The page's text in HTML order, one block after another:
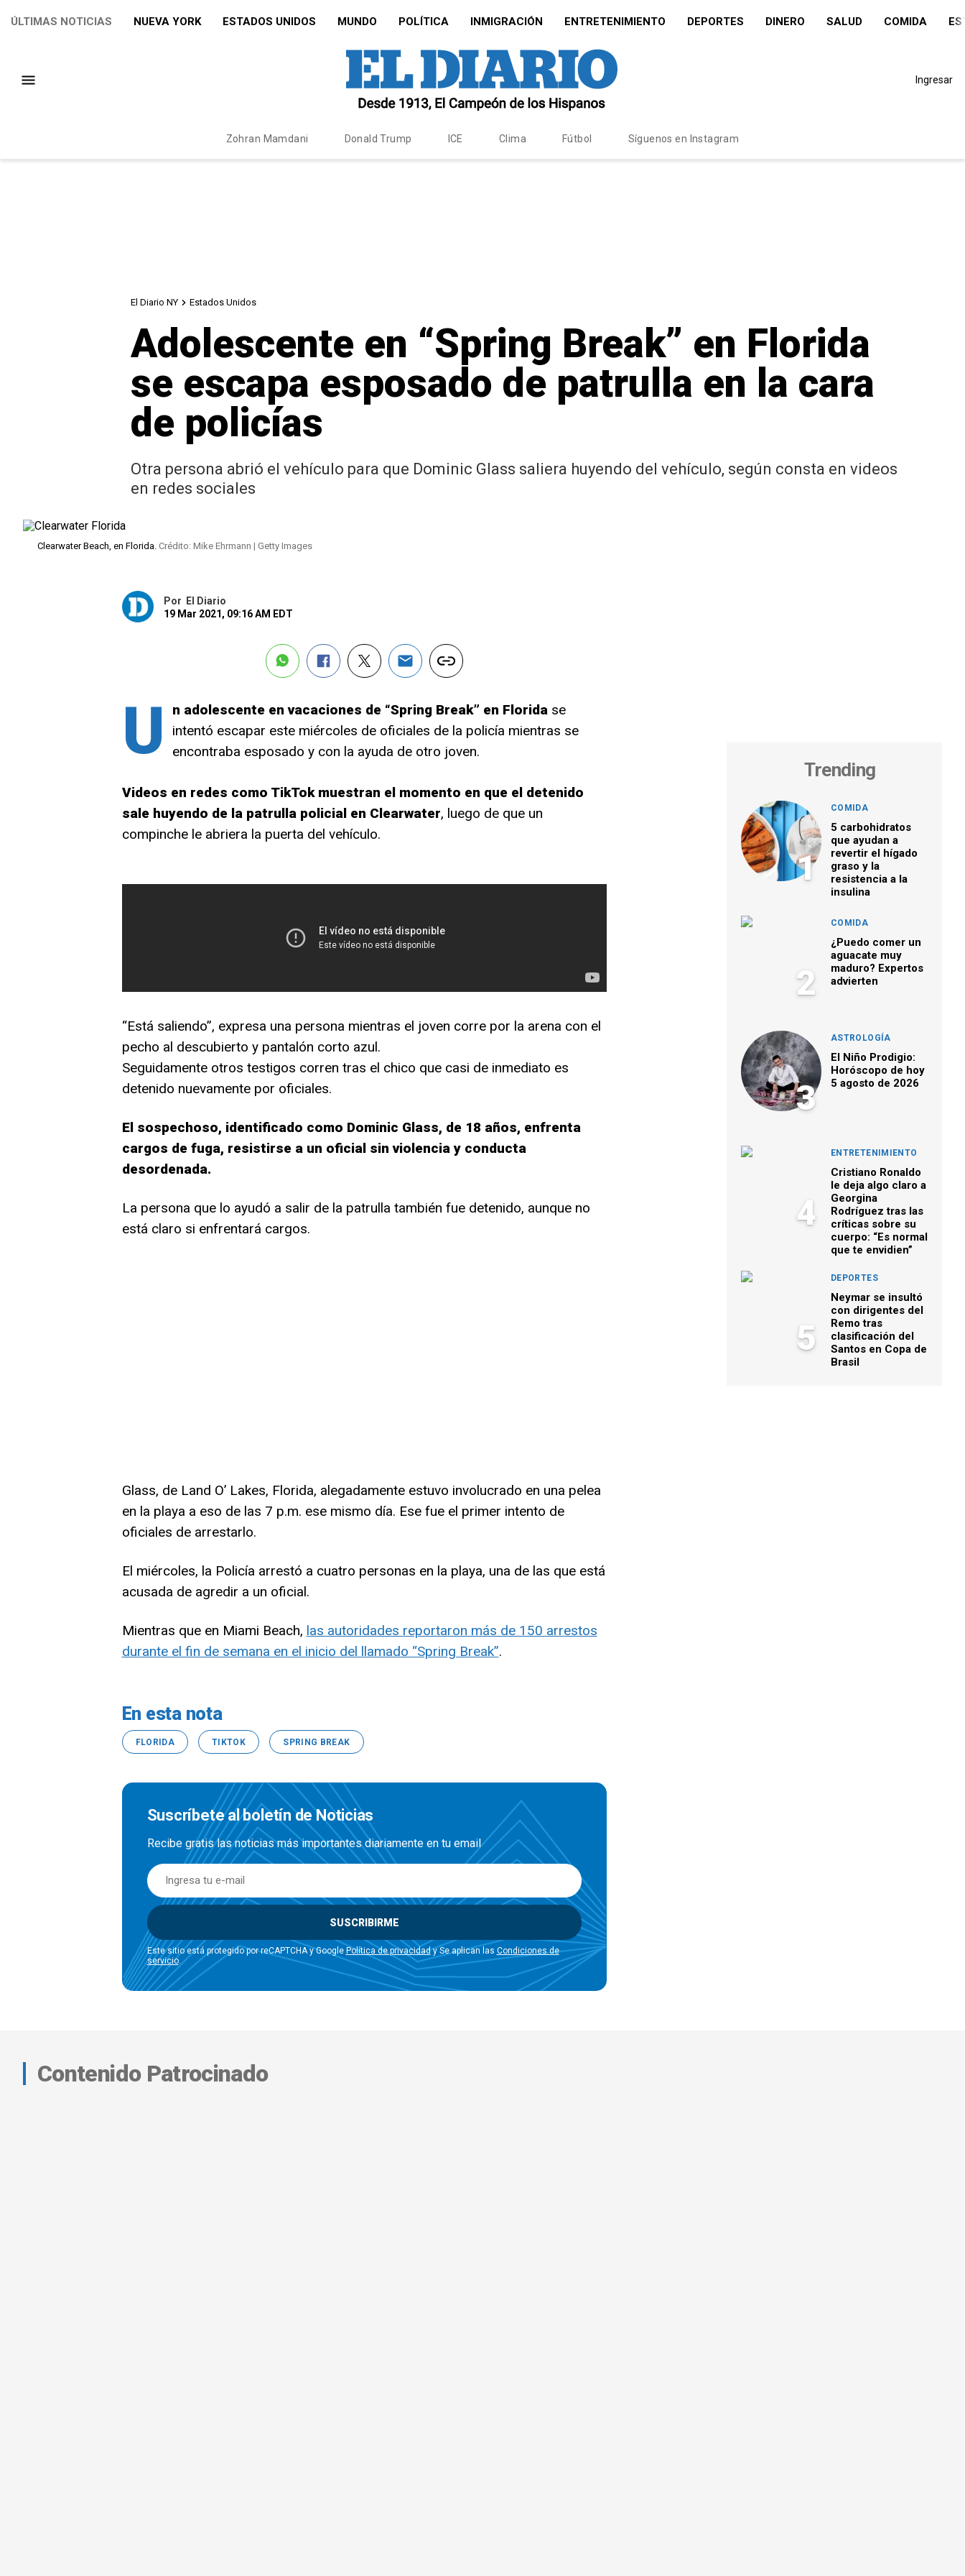
ÚLTIMAS NOTICIAS NUEVA YORK ESTADOS UNIDOS MUNDO POLÍTICA INMIGRACIÓN ENTRETENIMIENTO DEPORTES DINERO SALUD COMIDA
Ingresar
Zohran Mamdani Donald Trump ICE Clima Fútbol Síguenos en Instagram
El Diario NY Estados Unidos
Adolescente en “Spring Break” en Florida
se escapa esposado de patrulla en la cara
de policías
Otra persona abrió el vehículo para que Dominic Glass saliera huyendo del vehículo, según consta en videos
en redes sociales
Clearwater Beach, en Florida. Crédito: Mike Ehrmann | Getty Images
Por
El Diario
19 Mar 2021, 09:16 AM EDT
U n adolescente en vacaciones de “Spring Break” en Florida se
intentó escapar este miércoles de oficiales de la policía mientras se
encontraba esposado y con la ayuda de otro joven.
Videos en redes como TikTok muestran el momento en que el detenido
sale huyendo de la patrulla policial en Clearwater, luego de que un
compinche le abriera la puerta del vehículo.
“Está saliendo”, expresa una persona mientras el joven corre por la arena con el
pecho al descubierto y pantalón corto azul.
Seguidamente otros testigos corren tras el chico que casi de inmediato es
detenido nuevamente por oficiales.
El sospechoso, identificado como Dominic Glass, de 18 años, enfrenta
cargos de fuga, resistirse a un oficial sin violencia y conducta
desordenada.
La persona que lo ayudó a salir de la patrulla también fue detenido, aunque no
está claro si enfrentará cargos.
Glass, de Land O’ Lakes, Florida, alegadamente estuvo involucrado en una pelea
en la playa a eso de las 7 p.m. ese mismo día. Ese fue el primer intento de
oficiales de arrestarlo.
El miércoles, la Policía arrestó a cuatro personas en la playa, una de las que está
acusada de agredir a un oficial.
Mientras que en Miami Beach, las autoridades reportaron más de 150 arrestos
durante el fin de semana en el inicio del llamado “Spring Break”.
En esta nota
FLORIDA TIKTOK SPRING BREAK
Suscríbete al boletín de Noticias
Recibe gratis las noticias más importantes diariamente en tu email
SUSCRIBIRME
Este sitio está protegido por reCAPTCHA y Google Política de privacidady Se aplican las Condiciones de
servicio.
Trending
1
COMIDA
5 carbohidratos
que ayudan a
revertir el hígado
graso y la
resistencia a la
insulina
2
COMIDA
¿Puedo comer un
aguacate muy
maduro? Expertos
advierten
3
ASTROLOGÍA
El Niño Prodigio:
Horóscopo de hoy
5 agosto de 2026
4
ENTRETENIMIENTO
Cristiano Ronaldo
le deja algo claro a
Georgina
Rodríguez tras las
críticas sobre su
cuerpo: “Es normal
que te envidien”
5
DEPORTES
Neymar se insultó
con dirigentes del
Remo tras
clasificación del
Santos en Copa de
Brasil
Contenido Patrocinado